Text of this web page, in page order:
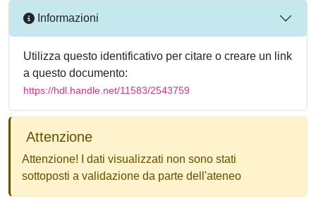
Informazioni
Utilizza questo identificativo per citare o creare un link
a questo documento:
https://hdl.handle.net/11583/2543759
Attenzione
Attenzione! I dati visualizzati non sono stati
sottoposti a validazione da parte dell'ateneo